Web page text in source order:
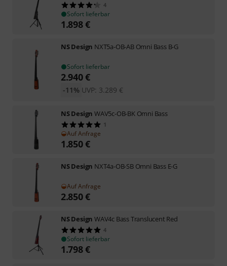
4
Sofort lieferbar
1.898€
NS Design NXT5a-OB-AB Omni Bass B-G
Sofort lieferbar
2.940€
UVP: 3.289 €
-11%
NS Design WAV5c-OB-BK Omni Bass
1
Auf Anfrage
1.850€
NS Design NXT4a-OB-SB Omni Bass E-G
Auf Anfrage
2.850€
NS Design WAV4c Bass Translucent Red
4
Sofort lieferbar
1.798€